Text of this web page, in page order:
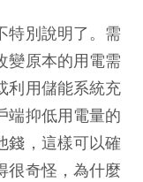
別說明了。需
變原本的用電需
利用儲能系統充
端抑低用電量的
錢，這樣可以確
很奇怪，為什麼